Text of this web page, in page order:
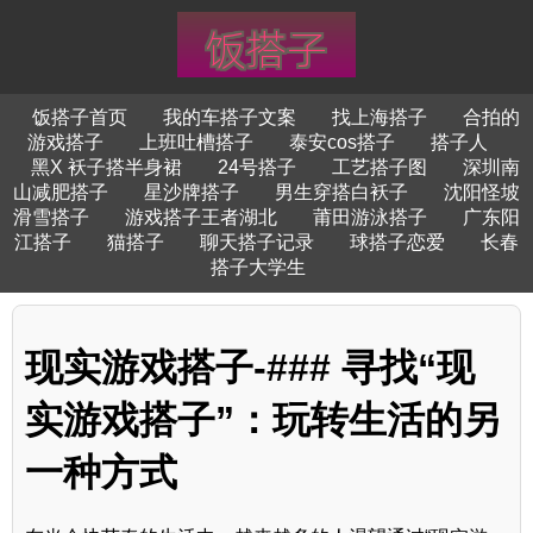
饭搭子首页 我的车搭子文案 找上海搭子
合拍的
游戏搭子
上班吐槽搭子 泰安cos搭子
搭子人
黑X 袄子搭半身裙
24号搭子 工艺搭子图
深圳南
山减肥搭子
星沙牌搭子 男生穿搭白袄子
沈阳怪坡
滑雪搭子
游戏搭子王者湖北 莆田游泳搭子
广东阳
江搭子
猫搭子 聊天搭子记录 球搭子恋爱
长春
搭子大学生
现实游戏搭子-### 寻找“现
实游戏搭子”：玩转生活的另
一种方式